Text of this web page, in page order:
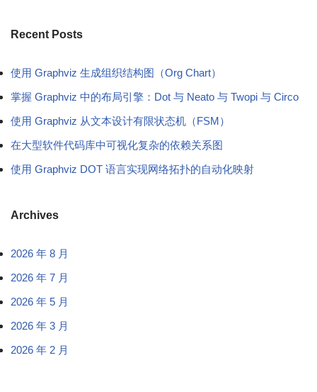
Recent Posts
使用 Graphviz 生成组织结构图（Org Chart）
掌握 Graphviz 中的布局引擎：Dot 与 Neato 与 Twopi 与 Circo
使用 Graphviz 从文本设计有限状态机（FSM）
在大型软件代码库中可视化复杂的依赖关系图
使用 Graphviz DOT 语言实现网络拓扑的自动化映射
Archives
2026 年 8 月
2026 年 7 月
2026 年 5 月
2026 年 3 月
2026 年 2 月